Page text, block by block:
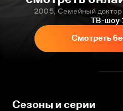
2005, Семейный
ТВ-шоу
Смотреть
Сезоны и серии